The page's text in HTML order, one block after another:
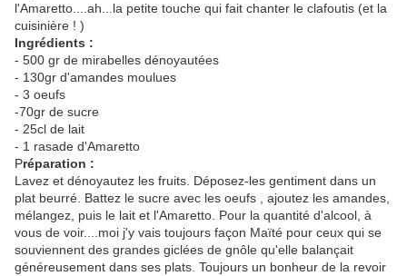
l'Amaretto....ah...la petite touche qui fait chanter le clafoutis (et la
cuisinière ! )
Ingrédients :
- 500 gr de mirabelles dénoyautées
- 130gr d'amandes moulues
- 3 oeufs
-70gr de sucre
- 25cl de lait
- 1 rasade d'Amaretto
Préparation :
Lavez et dénoyautez les fruits. Déposez-les gentiment dans un
plat beurré. Battez le sucre avec les oeufs , ajoutez les amandes,
mélangez, puis le lait et l'Amaretto. Pour la quantité d'alcool, à
vous de voir....moi j'y vais toujours façon Maïté pour ceux qui se
souviennent des grandes giclées de gnôle qu'elle balançait
généreusement dans ses plats. Toujours un bonheur de la revoir